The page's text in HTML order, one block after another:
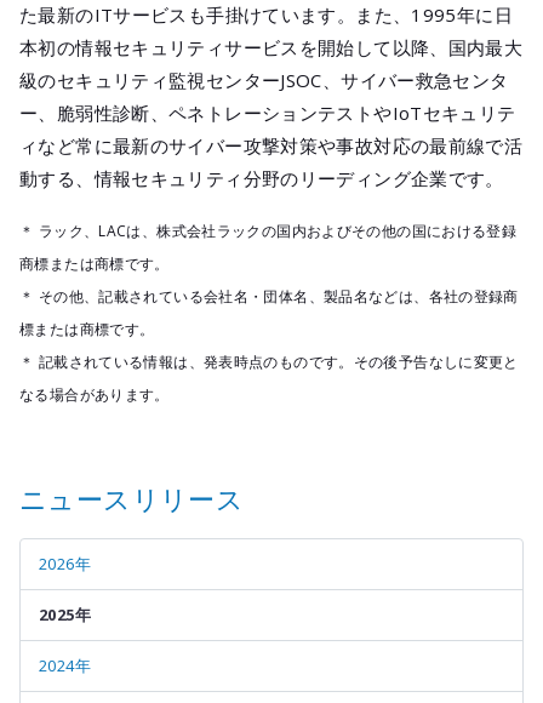
た最新のITサービスも手掛けています。また、1995年に日
本初の情報セキュリティサービスを開始して以降、国内最大
級のセキュリティ監視センターJSOC、サイバー救急センタ
ー、脆弱性診断、ペネトレーションテストやIoTセキュリテ
ィなど常に最新のサイバー攻撃対策や事故対応の最前線で活
動する、情報セキュリティ分野のリーディング企業です。
＊ ラック、LACは、株式会社ラックの国内およびその他の国における登録
商標または商標です。
＊ その他、記載されている会社名・団体名、製品名などは、各社の登録商
標または商標です。
＊ 記載されている情報は、発表時点のものです。その後予告なしに変更と
なる場合があります。
ニュースリリース
2026年
2025年
2024年